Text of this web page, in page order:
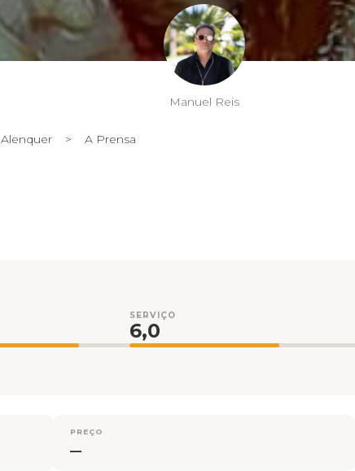
Manuel Reis
Alenquer > A Prensa
SERVIÇO
6,0
PREÇO
—